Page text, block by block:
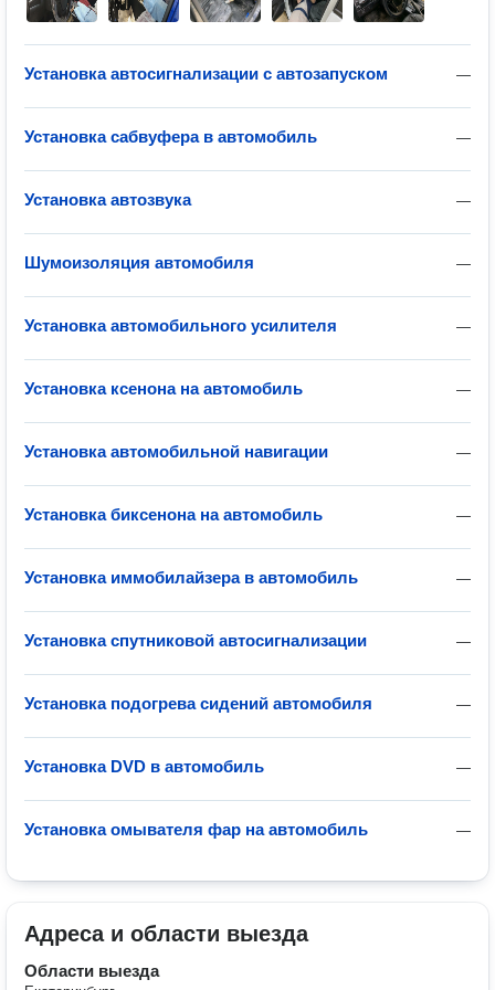
—
Установка автосигнализации с автозапуском
—
Установка сабвуфера в автомобиль
—
Установка автозвука
—
Шумоизоляция автомобиля
—
Установка автомобильного усилителя
—
Установка ксенона на автомобиль
—
Установка автомобильной навигации
—
Установка биксенона на автомобиль
—
Установка иммобилайзера в автомобиль
—
Установка спутниковой автосигнализации
—
Установка подогрева сидений автомобиля
—
Установка DVD в автомобиль
—
Установка омывателя фар на автомобиль
Адреса и области выезда
Области выезда